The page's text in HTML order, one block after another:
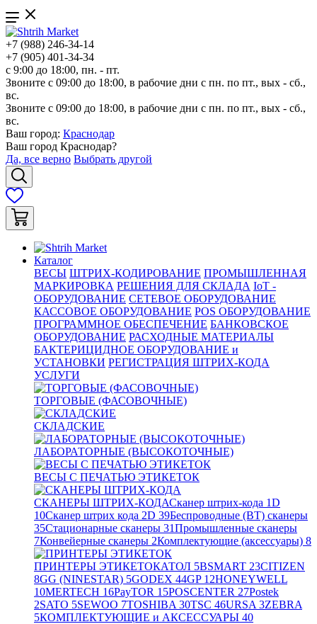
+7 (988) 246-34-14
+7 (905) 401-34-34
с 9:00 до 18:00, пн. - пт.
Звоните с 09:00 до 18:00, в рабочие дни с пн. по пт., вых - сб.,
вс.
Звоните с 09:00 до 18:00, в рабочие дни с пн. по пт., вых - сб.,
вс.
Ваш город: Краснодар
Ваш город Краснодар?
Да, все верно Выбрать другой
Каталог
ВЕСЫ ШТРИХ-КОДИРОВАНИЕ ПРОМЫШЛЕННАЯ
МАРКИРОВКА РЕШЕНИЯ ДЛЯ СКЛАДА IoT -
ОБОРУДОВАНИЕ СЕТЕВОЕ ОБОРУДОВАНИЕ
КАССОВОЕ ОБОРУДОВАНИЕ POS ОБОРУДОВАНИЕ
ПРОГРАММНОЕ ОБЕСПЕЧЕНИЕ БАНКОВСКОЕ
ОБОРУДОВАНИЕ РАСХОДНЫЕ МАТЕРИАЛЫ
БАКТЕРИЦИДНОЕ ОБОРУДОВАНИЕ и
УСТАНОВКИ РЕГИСТРАЦИЯ ШТРИХ-КОДА
УСЛУГИ
ТОРГОВЫЕ (ФАСОВОЧНЫЕ)
СКЛАДСКИЕ
ЛАБОРАТОРНЫЕ (ВЫСОКОТОЧНЫЕ)
ВЕСЫ С ПЕЧАТЬЮ ЭТИКЕТОК
СКАНЕРЫ ШТРИХ-КОДАСканер штрих-кода 1D
10Сканер штрих кода 2D 39Беспроводные (BT) сканеры
35Стационарные сканеры 31Промышленные сканеры
7Конвейерные сканеры 2Комплектующие (аксессуары) 8
ПРИНТЕРЫ ЭТИКЕТОКАТОЛ 5BSMART 23CITIZEN
8GG (NINESTAR) 5GODEX 44GP12HONEYWELL
10MERTECH 16PayTOR 15POSCENTER 27Postek
2SATO 5SEWOO 7TOSHIBA 30TSC 46URSA 3ZEBRA
5КОМПЛЕКТУЮЩИЕ и АКСЕССУАРЫ 40